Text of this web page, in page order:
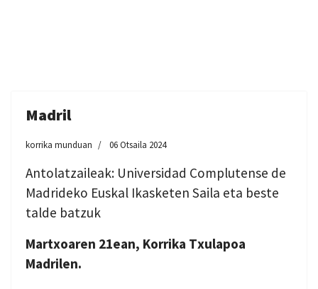
Madril
korrika munduan 06 Otsaila 2024
Antolatzaileak: Universidad Complutense de
Madrideko Euskal Ikasketen Saila eta beste
talde batzuk
Martxoaren 21ean, Korrika Txulapoa
Madrilen.